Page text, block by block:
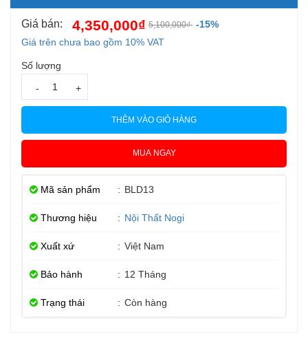
Giá bán: 4,350,000₫ 5,100,000₫ -15%
Giá trên chưa bao gồm 10% VAT
Số lượng
- +
THÊM VÀO GIỎ HÀNG
MUA NGAY
Mã sản phẩm : BLD13
Thương hiệu : Nội Thất Nogi
Xuất xứ : Việt Nam
Bảo hành : 12 Tháng
Trạng thái : Còn hàng